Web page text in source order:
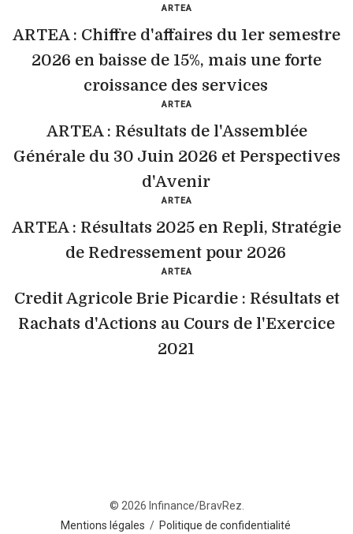
ARTEA
ARTEA : Chiffre d'affaires du 1er semestre
2026 en baisse de 15%, mais une forte
croissance des services
ARTEA
ARTEA : Résultats de l'Assemblée
Générale du 30 Juin 2026 et Perspectives
d'Avenir
ARTEA
ARTEA : Résultats 2025 en Repli, Stratégie
de Redressement pour 2026
ARTEA
Credit Agricole Brie Picardie : Résultats et
Rachats d'Actions au Cours de l'Exercice
2021
© 2026 Infinance/BravRez.
Mentions légales / Politique de confidentialité